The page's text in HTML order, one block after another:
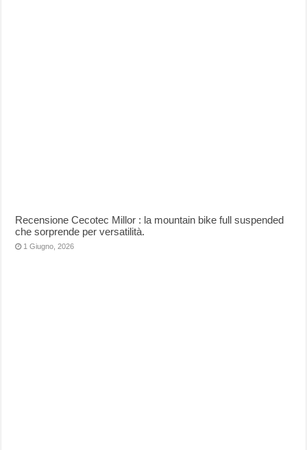
Recensione Cecotec Millor : la mountain bike full suspended
che sorprende per versatilità.
1 Giugno, 2026